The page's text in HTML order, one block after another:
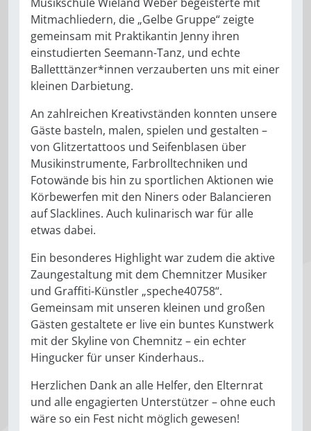
Mitmachliedern, die „Gelbe Gruppe“ zeigte
gemeinsam mit Praktikantin Jenny ihren
einstudierten Seemann-Tanz, und echte
Balletttänzer*innen verzauberten uns mit einer
kleinen Darbietung.
An zahlreichen Kreativständen konnten unsere
Gäste basteln, malen, spielen und gestalten –
von Glitzertattoos und Seifenblasen über
Musikinstrumente, Farbrolltechniken und
Fotowände bis hin zu sportlichen Aktionen wie
Körbewerfen mit den Niners oder Balancieren
auf Slacklines. Auch kulinarisch war für alle
etwas dabei.
Ein besonderes Highlight war zudem die aktive
Zaungestaltung mit dem Chemnitzer Musiker
und Graffiti-Künstler „speche40758“.
Gemeinsam mit unseren kleinen und großen
Gästen gestaltete er live ein buntes Kunstwerk
mit der Skyline von Chemnitz – ein echter
Hingucker für unser Kinderhaus..
Herzlichen Dank an alle Helfer, den Elternrat
und alle engagierten Unterstützer – ohne euch
wäre so ein Fest nicht möglich gewesen!